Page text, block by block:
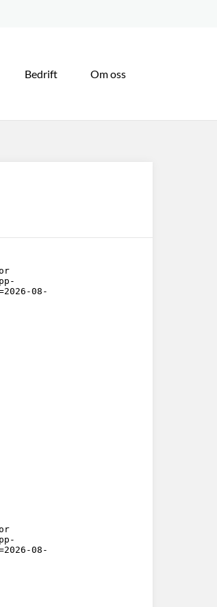
Bedrift Om oss